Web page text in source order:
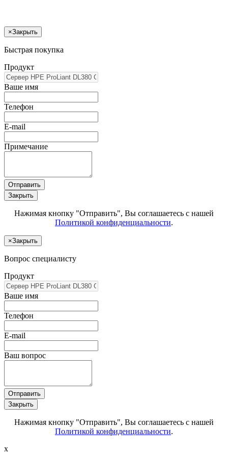
×Закрыть
Быстрая покупка
Продукт
Ваше имя
Телефон
E-mail
Примечание
Отправить
Закрыть
Нажимая кнопку "Отправить", Вы соглашаетесь с нашей
Политикой конфиденциальности.
×Закрыть
Вопрос специалисту
Продукт
Ваше имя
Телефон
E-mail
Ваш вопрос
Отправить
Закрыть
Нажимая кнопку "Отправить", Вы соглашаетесь с нашей
Политикой конфиденциальности.
x